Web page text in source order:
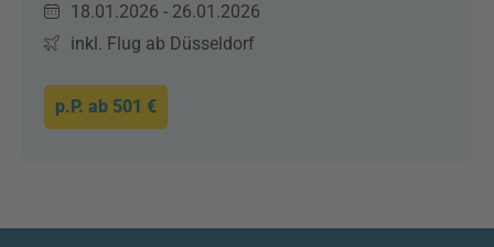
18.01.2026 - 26.01.2026
inkl. Flug ab Düsseldorf
p.P. ab 501 €